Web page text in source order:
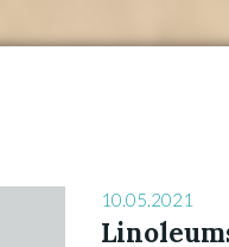
10.05.2021